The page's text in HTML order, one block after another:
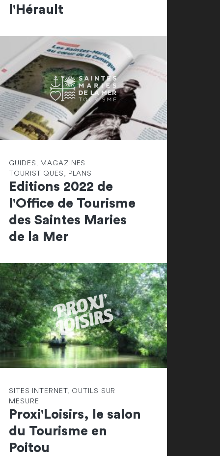
l'Hérault
GUIDES, MAGAZINES
TOURISTIQUES, PLANS
Editions 2022 de
l'Office de Tourisme
des Saintes Maries
de la Mer
SITES INTERNET, OUTILS SUR
MESURE
Proxi'Loisirs, le salon
du Tourisme en
Poitou